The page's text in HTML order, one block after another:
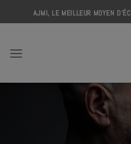
to
AJMI, LE MEILLEUR MOYEN